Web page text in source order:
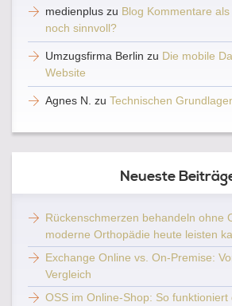
medienplus zu Blog Kommentare
noch sinnvoll?
Umzugsfirma Berlin zu Die mobile
Website
Agnes N. zu Technischen
Neueste
Rückenschmerzen behandeln ohne
moderne Orthopädie heute leisten
Exchange Online vs. On-Premise:
Vergleich
OSS im Online-Shop: So